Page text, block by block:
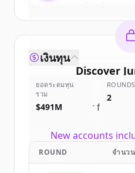
Discover
Sign up for free to
New accounts
get
เงินทุน
ยอดระดมทุน
รวม
$491M
ROUNDS
2
ROUND จำนว